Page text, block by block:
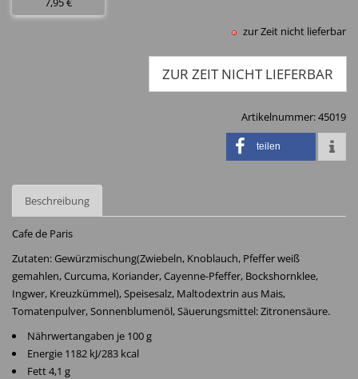
zur Zeit nicht lieferbar
ZUR ZEIT NICHT LIEFERBAR
Artikelnummer:45019
teilen
Beschreibung
Cafe de Paris
Zutaten: Gewürzmischung(Zwiebeln, Knoblauch, Pfeffer weiß
gemahlen, Curcuma, Koriander, Cayenne-Pfeffer, Bockshornklee,
Ingwer, Kreuzkümmel), Speisesalz, Maltodextrin aus Mais,
Tomatenpulver, Sonnenblumenöl, Säuerungsmittel: Zitronensäure.
Nährwertangaben je 100 g
Energie 1182 kJ/283 kcal
Fett 4,1 g